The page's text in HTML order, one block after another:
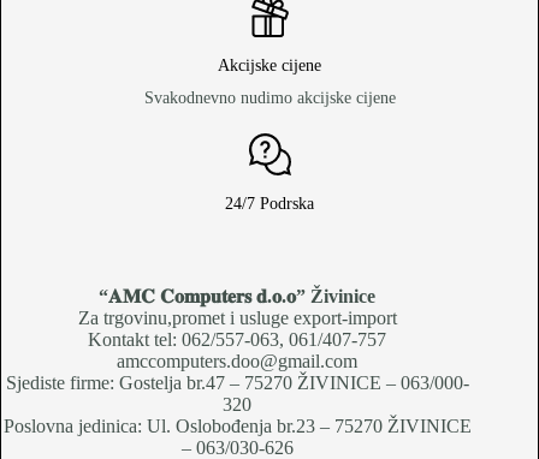
Akcijske cijene
Svakodnevno nudimo akcijske cijene
24/7 Podrska
“𝐀𝐌𝐂 𝐂𝐨𝐦𝐩𝐮𝐭𝐞𝐫𝐬 𝐝.𝐨.𝐨” Živinice
Za trgovinu,promet i usluge export-import
Kontakt tel: 062/557-063, 061/407-757
amccomputers.doo@gmail.com
Sjediste firme: Gostelja br.47 – 75270 ŽIVINICE – 063/000-
320
Poslovna jedinica: Ul. Oslobođenja br.23 – 75270 ŽIVINICE
– 063/030-626